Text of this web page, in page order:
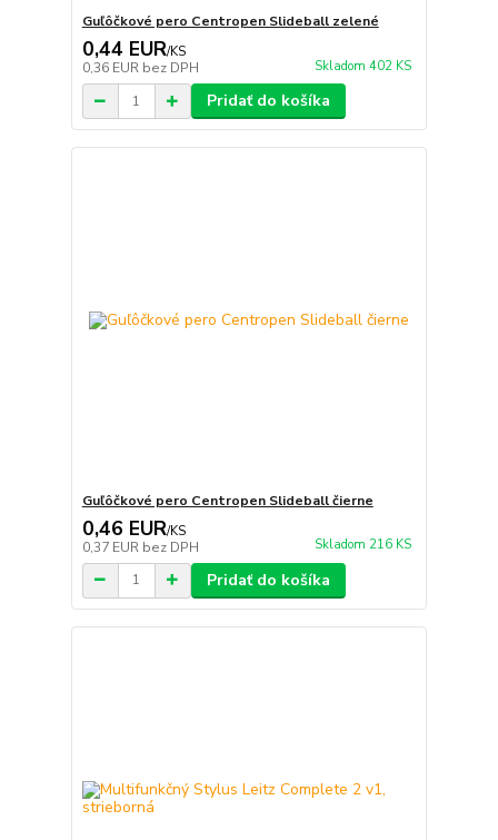
Guľôčkové pero Centropen Slideball zelené
0,44 EUR/KS
0,36 EUR bez DPH Skladom 402 KS
Pridať do košíka
Guľôčkové pero Centropen Slideball čierne
0,46 EUR/KS
0,37 EUR bez DPH Skladom 216 KS
Pridať do košíka